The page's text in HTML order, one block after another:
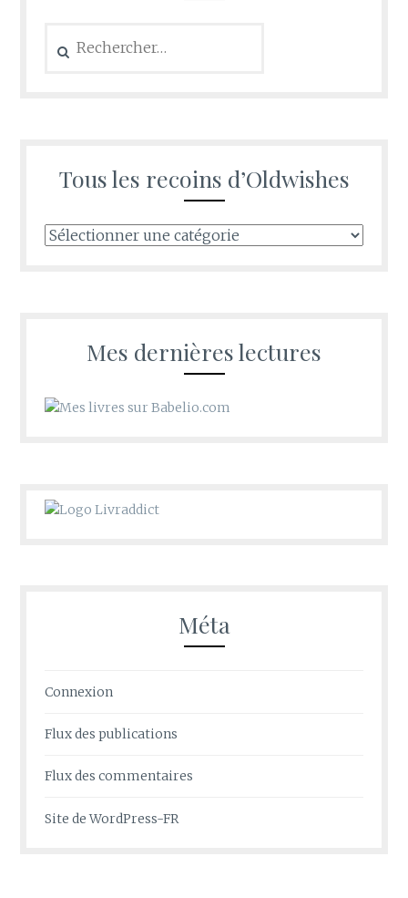
Tous les recoins d’Oldwishes
Tous
Mes dernières lectures
Méta
Connexion
Flux des publications
Flux des commentaires
Site de WordPress-FR